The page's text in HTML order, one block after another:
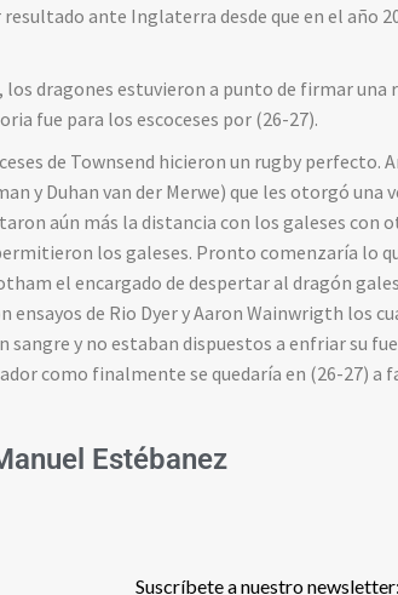
ante Inglaterra desde que en el año
los dragones estuvieron a punto de firmar
fue para los escoceses por (26-27).
de Townsend hicieron un rugby perfecto.
y Duhan van der Merwe) que les otorgó
aún más la distancia con los galeses con
los galeses. Pronto comenzaría lo
el encargado de despertar al dragón
de Rio Dyer y Aaron Wainwrigth los
sangre y no estaban dispuestos a enfriar su
como finalmente se quedaría en (26-27) a
Estébanez
Suscríbete a nuestro newsletter: